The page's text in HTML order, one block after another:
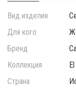
Вид изделия
Для кого
Бренд
Коллекция
Страна